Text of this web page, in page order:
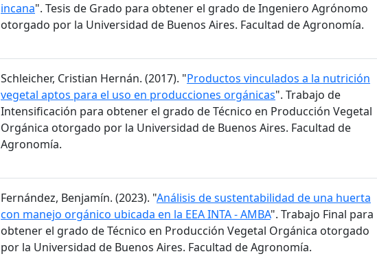
incana". Tesis de Grado para obtener el grado de Ingeniero Agrónomo
otorgado por la Universidad de Buenos Aires. Facultad de Agronomía.
Schleicher, Cristian Hernán. (2017). "Productos vinculados a la nutrición
vegetal aptos para el uso en producciones orgánicas". Trabajo de
Intensificación para obtener el grado de Técnico en Producción Vegetal
Orgánica otorgado por la Universidad de Buenos Aires. Facultad de
Agronomía.
Fernández, Benjamín. (2023). "Análisis de sustentabilidad de una huerta
con manejo orgánico ubicada en la EEA INTA - AMBA". Trabajo Final para
obtener el grado de Técnico en Producción Vegetal Orgánica otorgado
por la Universidad de Buenos Aires. Facultad de Agronomía.